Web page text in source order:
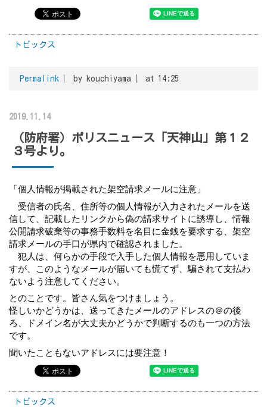
トピックス
Permalink by kouchiyama at 14:25
2019.11.14
（防府署）ポリスニュース「天神山」第１２
３号より。
「個人情報が掲載された架空請求メールに注意」
受信者の氏名、住所等の個人情報が入力されたメールを送
信して、記載したリンクから偽の請求サイトに誘導し、情報
公開請求破棄等の事務手数料を名目に金銭を要求する、架空
請求メールの手口が県内で確認されました。
犯人は、何らかの手段で入手した個人情報を悪用していま
すが、このようなメールが届いても慌てず、騙されて支払わ
ないよう注意してください。
とのことです。皆さん気をつけましょう。
怪しいかどうかは、送ってきたメールのアドレスの＠の後
ろ、ドメイン名が大丈夫かどうかで判断するのも一つの方法
です。
聞いたこともないアドレスには要注意！
トピックス